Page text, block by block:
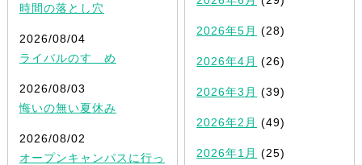
時間の落とし穴
2026/08/04
ライバルのすゝめ
2026/08/03
悔いの無い夏休み
2026/08/02
オープンキャンパスに行っ
2026年5月 (28)
2026年4月 (26)
2026年3月 (39)
2026年2月 (49)
2026年1月 (25)